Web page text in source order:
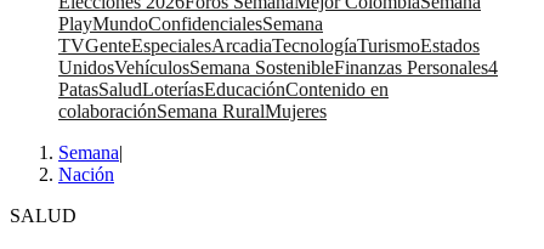
PlayMundoConfidencialesSemana
TVGenteEspecialesArcadiaTecnologíaTurismoEstados
UnidosVehículosSemana SostenibleFinanzas Personales4
PatasSaludLoteríasEducaciónContenido en
colaboraciónSemana RuralMujeres
Semana|
Nación
SALUD